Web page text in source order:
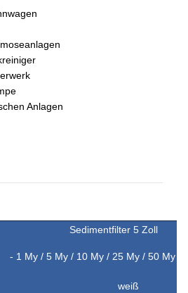
Anlagen
Sedimentfilter 5 Zoll
- 1 My / 5 My/ 10 My/ 25 My/ 50 My
weiß